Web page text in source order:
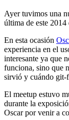
Ayer tuvimos una
última de este 2014
En esta ocasión
experiencia en el
interesante ya que
funciona, sino que
sirvió y cuándo git-
El meetup estuvo
durante la
Oscar por venir a